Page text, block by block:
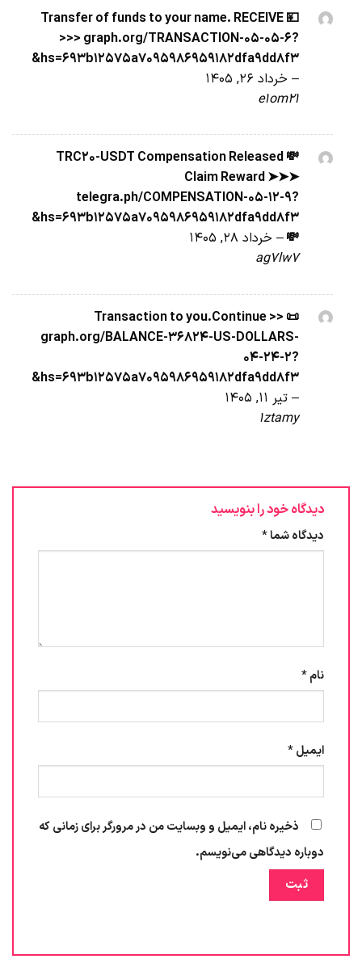
💴 Transfer of funds to your name. RECEIVE
>>> graph.org/TRANSACTION-05-05-6?
hs=693b12575a7095986959182dfa9dd8f3&
– خرداد 26, 1405
e1om21
💸 TRC20-USDT Compensation Released
Claim Reward ➤➤➤
telegra.ph/COMPENSATION-05-12-9?
hs=693b12575a7095986959182dfa9dd8f3&
💸
– خرداد 28, 1405
ag7lw7
📜 Transaction to you.Continue >>
graph.org/BALANCE-36824-US-DOLLARS-
04-24-2?
hs=693b12575a7095986959182dfa9dd8f3&
– تیر 11, 1405
1ztamy
دیدگاه خود را بنویسید
دیدگاه شما*
نام*
ایمیل*
ذخیره نام، ایمیل و وبسایت من در مرورگر برای زمانی که
دوباره دیدگاهی می‌نویسم.